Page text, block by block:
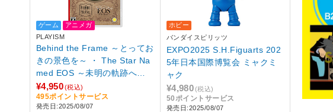
ゲーム
アニメガ
PLAYISM
Behind the Frame ～とってお
きの景色を～ ・ The Star Na
med EOS ～未明の軌跡へ～
【Switchゲームソフト】
¥4,950(税込)
495ポイントサービス
発売日:2025/08/07
ホビー
バンダイスピリッツ
EXPO2025 S.H.Figuarts 202
5年日本国際博覧会 ミャクミ
ャク
¥4,980(税込)
50ポイントサービス
発売日:2025/08/07